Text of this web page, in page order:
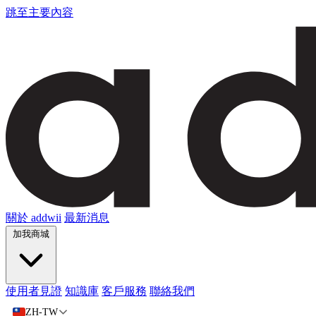
跳至主要內容
關於 addwii 最新消息
加我商城
使用者見證 知識庫 客戶服務 聯絡我們
ZH-TW